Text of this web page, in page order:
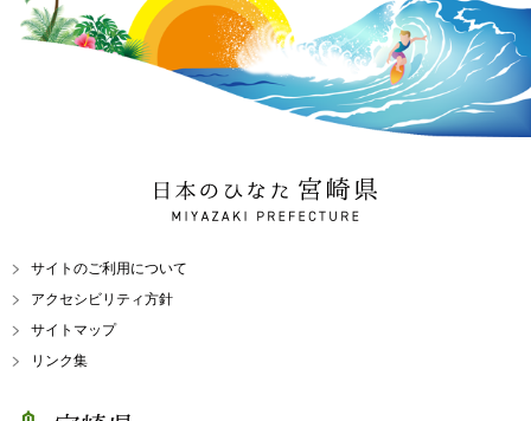
日本のひなた 宮崎県
MIYAZAKI PREFECTURE
サイトのご利用について
アクセシビリティ方針
サイトマップ
リンク集